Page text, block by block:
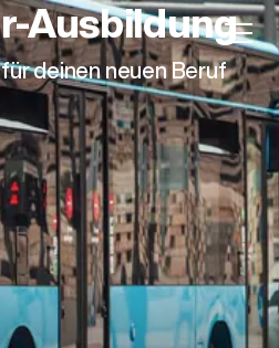
Ausbildung
deinen neuen Beruf